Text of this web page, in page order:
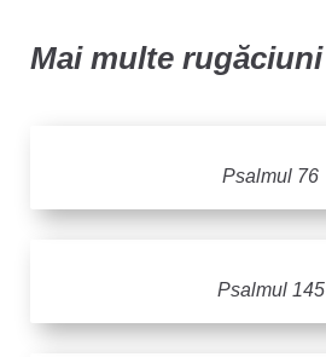
Mai multe rugăciuni
Psalmul 76
Psalmul 145